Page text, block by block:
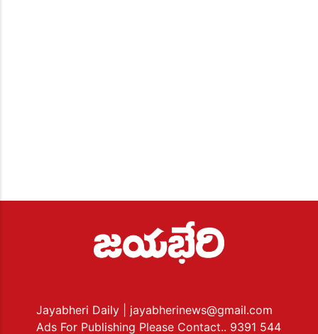
Jayabheri Daily
| jayabherinews@gmail.com
Ads For Publishing Please Contact.. 9391 544